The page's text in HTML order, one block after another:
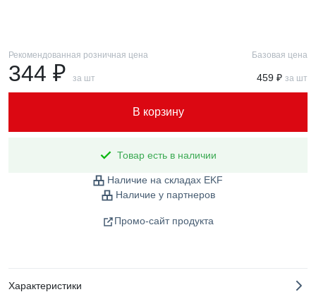
Рекомендованная розничная цена
344 ₽ за шт
Базовая цена
459 ₽ за шт
В корзину
Товар есть в наличии
Наличие на складах EKF
Наличие у партнеров
Промо-сайт продукта
Характеристики